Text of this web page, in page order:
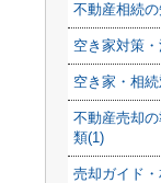
不動産相続
空き家対策
空き家・相
不動産売却
類(1)
売却ガイド